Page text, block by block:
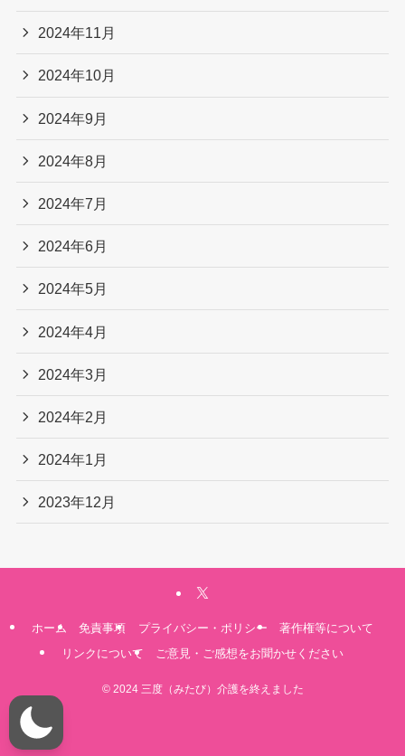
2024年11月
2024年10月
2024年9月
2024年8月
2024年7月
2024年6月
2024年5月
2024年4月
2024年3月
2024年2月
2024年1月
2023年12月
ホーム 免責事項 プライバシー・ポリシー
著作権等について
リンクについて
ご意見・ご感想をお聞かせください
©2024 三度（みたび）介護を終えました